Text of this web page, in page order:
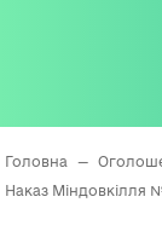
Головна —
Наказ Міндовкілля №